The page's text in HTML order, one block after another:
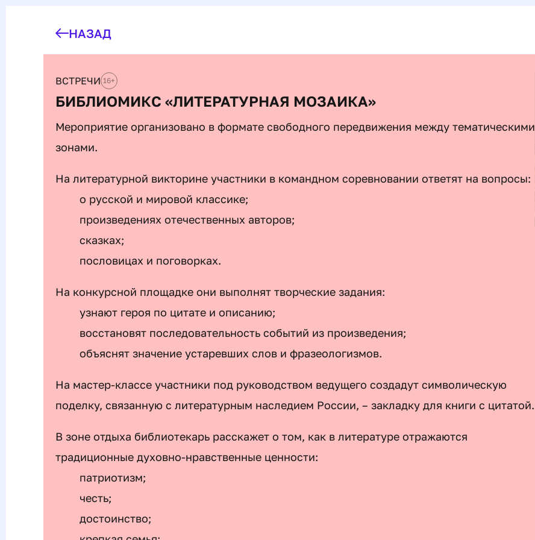
НАЗАД
ВСТРЕЧИ 16+
БИБЛИОМИКС «ЛИТЕРАТУРНАЯ МОЗАИКА»
Мероприятие организовано в формате свободного передвижения между тематическими
зонами.
На литературной викторине участники в командном соревновании ответят на вопросы:
о русской и мировой классике;
произведениях отечественных авторов;
сказках;
пословицах и поговорках.
На конкурсной площадке они выполнят творческие задания:
узнают героя по цитате и описанию;
восстановят последовательность событий из произведения;
объяснят значение устаревших слов и фразеологизмов.
На мастер-классе участники под руководством ведущего создадут символическую
поделку, связанную с литературным наследием России, – закладку для книги с цитатой.
В зоне отдыха библиотекарь расскажет о том, как в литературе отражаются
традиционные духовно-нравственные ценности:
патриотизм;
честь;
достоинство;